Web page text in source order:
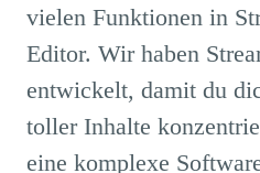
vielen Funktionen in
Editor. Wir haben
entwickelt, damit du
toller Inhalte
eine komplexe